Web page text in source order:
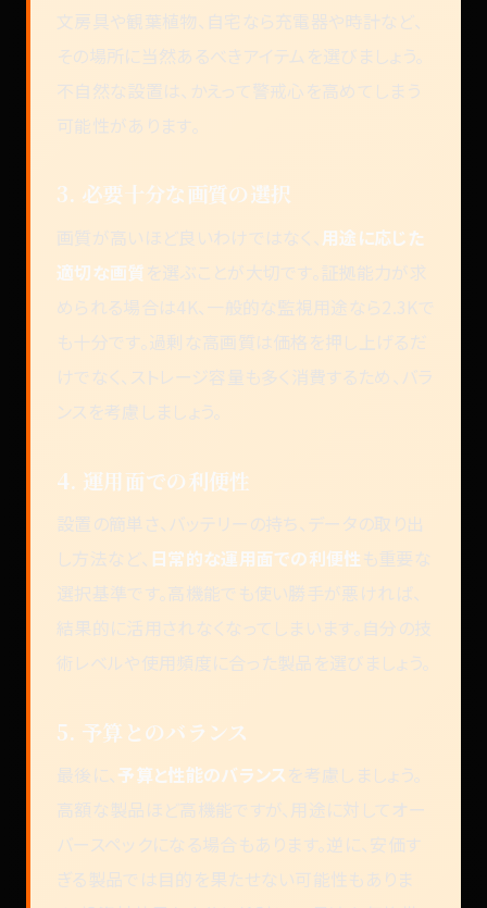
文房具や観葉植物、自宅なら充電器や時計など、
その場所に当然あるべきアイテムを選びましょう。
不自然な設置は、かえって警戒心を高めてしまう
可能性があります。
3. 必要十分な画質の選択
画質が高いほど良いわけではなく、 用途に応じた
適切な画質を選ぶことが大切です。証拠能力が求
められる場合は4K、一般的な監視用途なら2.3Kで
も十分です。過剰な高画質は価格を押し上げるだ
けでなく、ストレージ容量も多く消費するため、バラ
ンスを考慮しましょう。
4. 運用面での利便性
設置の簡単さ、バッテリーの持ち、データの取り出
し方法など、
日常的な運用面での利便性 も重要な
選択基準です。高機能でも使い勝手が悪ければ、
結果的に活用されなくなってしまいます。自分の技
術レベルや使用頻度に合った製品を選びましょう。
5. 予算とのバランス
最後に、 予算と性能のバランスを考慮しましょう。
高額な製品ほど高機能ですが、用途に対してオー
バースペックになる場合もあります。逆に、安価す
ぎる製品では目的を果たせない可能性もありま